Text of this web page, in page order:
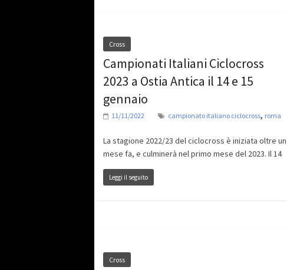
Cross
Campionati Italiani Ciclocross
2023 a Ostia Antica il 14 e 15
gennaio
11/11/2022 campionato italiano ciclocross, roma
La stagione 2022/23 del ciclocross è iniziata oltre un
mese fa, e culminerà nel primo mese del 2023. Il 14
Leggi il seguito
Cross